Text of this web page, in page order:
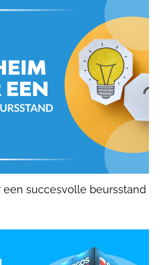
succesvolle beursstand